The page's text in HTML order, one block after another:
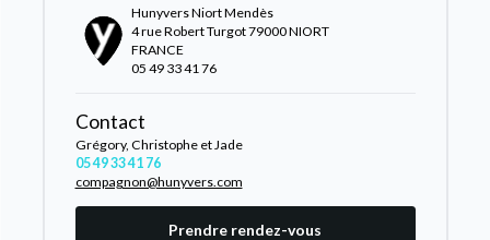
Hunyvers Niort Mendès
4 rue Robert Turgot 79000 NIORT
FRANCE
05 49 33 41 76
Contact
Grégory, Christophe et Jade
05 49 33 41 76
compagnon@hunyvers.com
Prendre rendez-vous